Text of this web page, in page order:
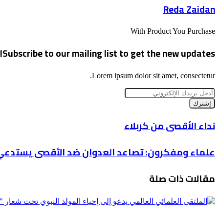
Reda Zaidan
With Product You Purchase
Subscribe to our mailing list to get the new updates!
Lorem ipsum dolor sit amet, consectetur.
أدخل
بريدك
الإلكتروني
نداء
الأقصى
كربلاء
نداء الأقصى من كربلاء
علماء
ومفكرون:
العدوان
يستدعي
علماء ومفكرون: تصاعد العدوان ضد الأقصى يستدعي
مقالات ذات صلة